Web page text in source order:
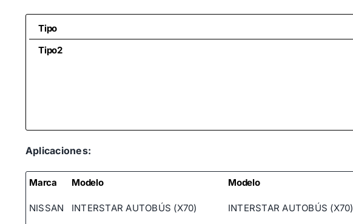
Tipo
Tipo2
Aplicaciones:
Marca Modelo Modelo
NISSAN INTERSTAR AUTOBÚS (X70) INTERSTAR AUTOBÚS (X70)